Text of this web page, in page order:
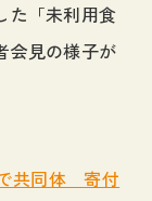
た「未利用食
会見の様子が
共同体 寄付